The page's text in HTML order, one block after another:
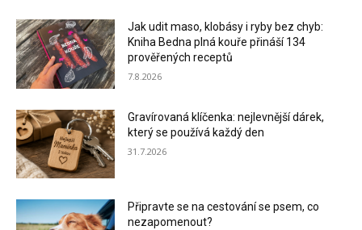
Jak udit maso, klobásy i ryby bez chyb:
Kniha Bedna plná kouře přináší 134
prověřených receptů
7.8.2026
Gravírovaná klíčenka: nejlevnější dárek,
který se používá každý den
31.7.2026
Připravte se na cestování se psem, co
nezapomenout?